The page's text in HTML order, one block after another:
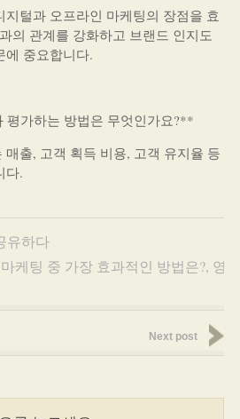
털과 오프라인 마케팅의 장점을 효
의 관계를 강화하고 브랜드 인지도
에 중요합니다.
평가하는 방법은 무엇인가요?**
출, 고객 획득 비용, 고객 유지율 등
다.
유하다
케팅 중 가장 효과적인 방법은?, 영업
Next post